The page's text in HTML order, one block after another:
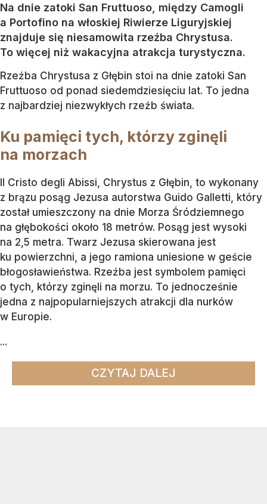
Na dnie zatoki San Fruttuoso, między Camogli
a Portofino na włoskiej Riwierze Liguryjskiej
znajduje się niesamowita rzeźba Chrystusa.
To więcej niż wakacyjna atrakcja turystyczna.
Rzeźba Chrystusa z Głębin stoi na dnie zatoki San
Fruttuoso od ponad siedemdziesięciu lat. To jedna
z najbardziej niezwykłych rzeźb świata.
Ku pamięci tych, którzy zginęli
na morzach
Il Cristo degli Abissi, Chrystus z Głębin, to wykonany
z brązu posąg Jezusa autorstwa Guido Galletti, który
został umieszczony na dnie Morza Śródziemnego
na głębokości około 18 metrów. Posąg jest wysoki
na 2,5 metra. Twarz Jezusa skierowana jest
ku powierzchni, a jego ramiona uniesione w geście
błogosławieństwa. Rzeźba jest symbolem pamięci
o tych, którzy zginęli na morzu. To jednocześnie
jedna z najpopularniejszych atrakcji dla nurków
w Europie.
...
CZYTAJ DALEJ